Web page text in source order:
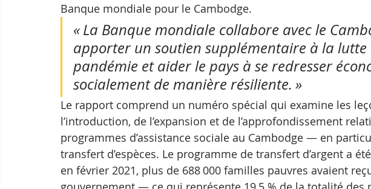
Banque mondiale pour le Cambodge.
« La Banque mondiale collabore avec le
apporter un soutien supplémentaire à la lutte
pandémie et aider le pays à se redresser
socialement de manière résiliente. »
Le rapport comprend un numéro spécial qui examine les
l’introduction, de l’expansion et de l’approfondissement
programmes d’assistance sociale au Cambodge — en
transfert d’espèces. Le programme de transfert d’argent a
en février 2021, plus de 688 000 familles pauvres avaient